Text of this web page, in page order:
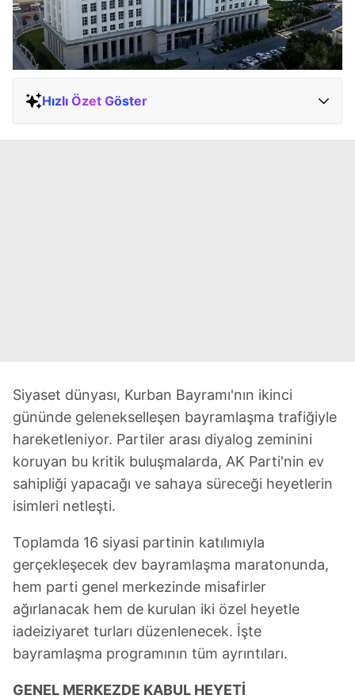
Hızlı Özet Göster
Siyaset dünyası, Kurban Bayramı'nın ikinci
gününde gelenekselleşen bayramlaşma trafiğiyle
hareketleniyor. Partiler arası diyalog zeminini
koruyan bu kritik buluşmalarda, AK Parti'nin ev
sahipliği yapacağı ve sahaya süreceği heyetlerin
isimleri netleşti.
Toplamda 16 siyasi partinin katılımıyla
gerçekleşecek dev bayramlaşma maratonunda,
hem parti genel merkezinde misafirler
ağırlanacak hem de kurulan iki özel heyetle
iadeiziyaret turları düzenlenecek. İşte
bayramlaşma programının tüm ayrıntıları.
GENEL MERKEZDE KABUL HEYETİ